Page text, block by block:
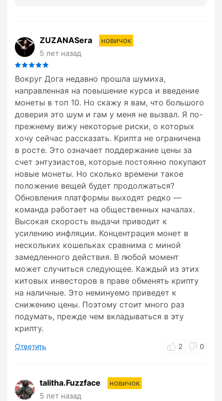
ZUZANASera
новичок
5 лет назад
Вокруг Дога недавно прошла шумиха,
направленная на повышение курса и введение
монеты в топ 10. Но скажу я вам, что большого
доверия это шум и гам у меня не вызвал. Я по-
прежнему вижу некоторые риски, о которых
хочу сейчас рассказать. Крипта не ограничена
в росте. Это означает поддержание цены за
счет энтузиастов, которые постоянно покупают
новые монеты. Но сколько времени такое
положение вещей будет продолжаться?
Обновления платформы выходят редко —
команда работает на общественных началах.
Высокая скорость выдачи приводит к
усилению инфляции. Концентрация монет в
нескольких кошельках сравнима с миной
замедленного действия. В любой момент
может случиться следующее. Каждый из этих
китовых инвесторов в праве обменять крипту
на наличные. Это неминуемо приведет к
снижению цены. Поэтому стоит много раз
подумать, прежде чем вкладываться в эту
крипту.
Ответить 2 0
talitha.Fuzzface
новичок
5 лет назад